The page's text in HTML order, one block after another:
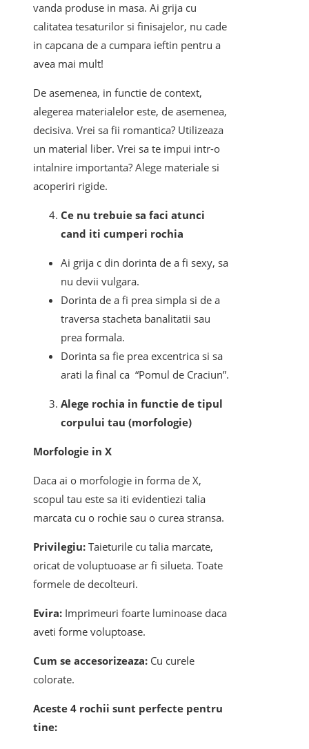
vanda produse in masa. Ai grija cu
calitatea tesaturilor si finisajelor, nu cade
in capcana de a cumpara ieftin pentru a
avea mai mult!
De asemenea, in functie de context,
alegerea materialelor este, de asemenea,
decisiva. Vrei sa fii romantica? Utilizeaza
un material liber. Vrei sa te impui intr-o
intalnire importanta? Alege materiale si
acoperiri rigide.
Ce nu trebuie sa faci atunci
cand iti cumperi rochia
Ai grija c din dorinta de a fi sexy, sa
nu devii vulgara.
Dorinta de a fi prea simpla si de a
traversa stacheta banalitatii sau
prea formala.
Dorinta sa fie prea excentrica si sa
arati la final ca “Pomul de Craciun”.
Alege rochia in functie de tipul
corpului tau (morfologie)
Morfologie in X
Daca ai o morfologie in forma de X,
scopul tau este sa iti evidentiezi talia
marcata cu o rochie sau o curea stransa.
Privilegiu: Taieturile cu talia marcate,
oricat de voluptuoase ar fi silueta. Toate
formele de decolteuri.
Evira: Imprimeuri foarte luminoase daca
aveti forme voluptoase.
Cum se accesorizeaza: Cu curele
colorate.
Aceste 4 rochii sunt perfecte pentru
tine: